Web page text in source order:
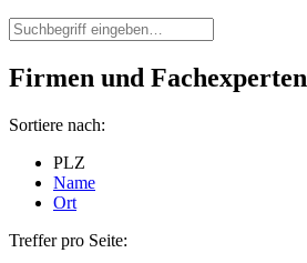
Firmen und Fachexperten
Sortiere nach:
PLZ
Name
Ort
Treffer pro Seite: